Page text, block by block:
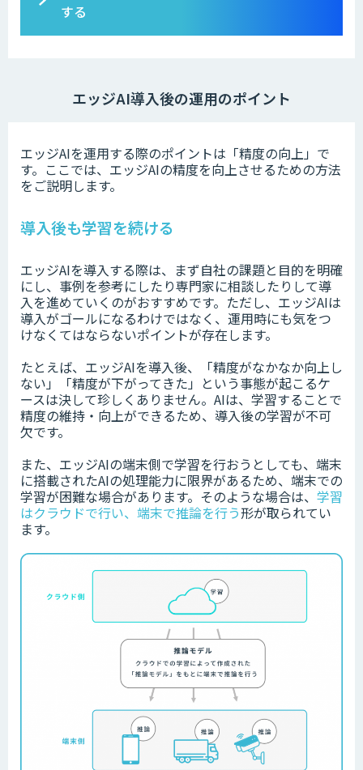
する
エッジAI導入後の運用のポイント
エッジAIを運用する際のポイントは「精度の向上」で
す。ここでは、エッジAIの精度を向上させるための方法
をご説明します。
導入後も学習を続ける
エッジAIを導入する際は、まず自社の課題と目的を明確
にし、事例を参考にしたり専門家に相談したりして導
入を進めていくのがおすすめです。ただし、エッジAIは
導入がゴールになるわけではなく、運用時にも気をつ
けなくてはならないポイントが存在します。
たとえば、エッジAIを導入後、「精度がなかなか向上し
ない」「精度が下がってきた」という事態が起こるケ
ースは決して珍しくありません。AIは、学習することで
精度の維持・向上ができるため、導入後の学習が不可
欠です。
また、エッジAIの端末側で学習を行おうとしても、端末
に搭載されたAIの処理能力に限界があるため、端末での
学習が困難な場合があります。そのような場合は、 学習
はクラウドで行い、端末で推論を行う形が取られてい
ます。